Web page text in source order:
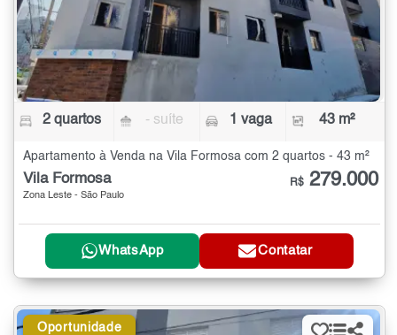
2 quartos - suíte 1 vaga 43 m²
Apartamento à Venda na Vila Formosa com 2 quartos - 43 m²
Vila Formosa
Zona Leste - São Paulo
R$ 279.000
WhatsApp Contatar
Oportunidade